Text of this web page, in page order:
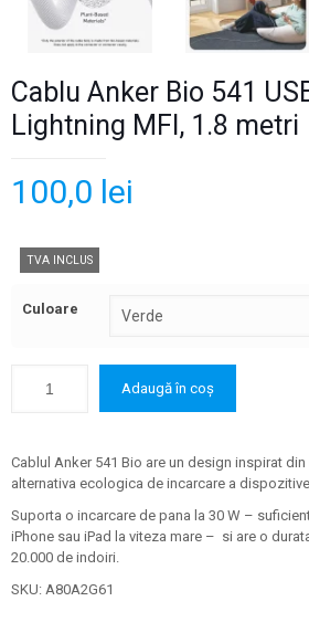
Cablu Anker Bio 541
Lightning MFI, 1.8 metri
100,0 lei
TVA INCLUS
Culoare
Adaugă în coș
Cablul Anker 541 Bio are un design inspirat
alternativa ecologica de incarcare a
Suporta o incarcare de pana la 30 W –
iPhone sau iPad la viteza mare – si are o
20.000 de indoiri.
SKU: A80A2G61